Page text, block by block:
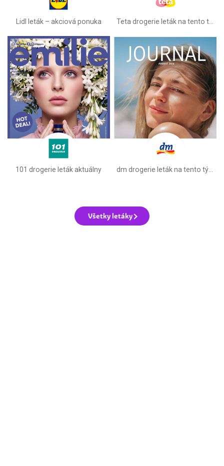
Lidl leták –⁠ akciová ponuka
101 drogerie leták aktuálny dm drogerie leták na tento týždeň
Všetky letáky